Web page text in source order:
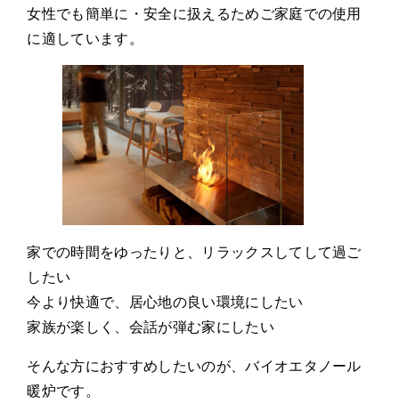
女性でも簡単に・安全に扱えるためご家庭での使用
に適しています。
家での時間をゆったりと、リラックスしてして過ご
したい
今より快適で、居心地の良い環境にしたい
家族が楽しく、会話が弾む家にしたい
そんな方におすすめしたいのが、バイオエタノール
暖炉です。